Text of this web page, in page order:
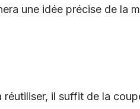
une idée précise de la
il suffit de la